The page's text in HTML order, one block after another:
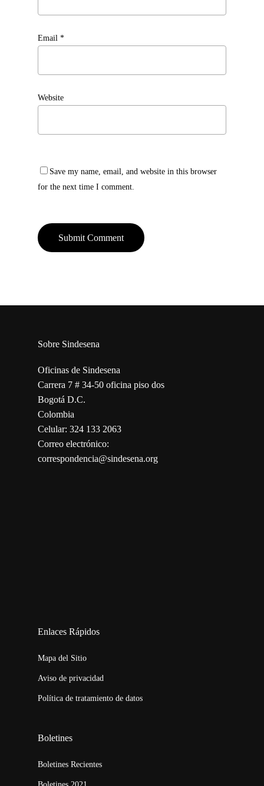
Email *
Website
Save my name, email, and website in this browser
for the next time I comment.
Sobre Sindesena
Oficinas de Sindesena
Carrera 7 # 34-50 oficina piso dos
Bogotá D.C.
Colombia
Celular: 324 133 2063
Correo electrónico:
correspondencia@sindesena.org
Enlaces Rápidos
Mapa del Sitio
Aviso de privacidad
Política de tratamiento de datos
Boletines
Boletines Recientes